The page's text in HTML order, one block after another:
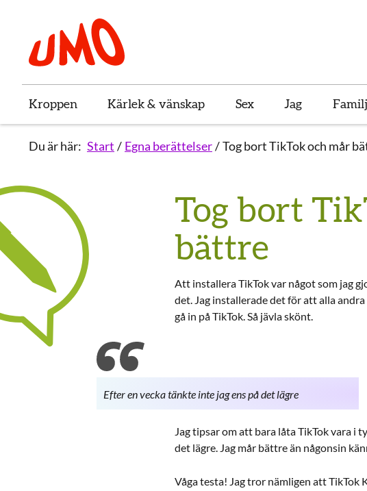
Till startsidan för Umo
Kroppen Kärlek & vänskap Sex Jag Familj
Du är här: Start Egna berättelser Tog bort TikTok och mår
Tog bort
bättre
Att installera TikTok var något som jag
det. Jag installerade det för att alla andra
gå in på TikTok. Så jävla skönt.
Efter en vecka tänkte inte jag ens på det lägre
Jag tipsar om att bara låta TikTok vara i
det lägre. Jag mår bättre än någonsin
Våga testa! Jag tror nämligen att TikTok